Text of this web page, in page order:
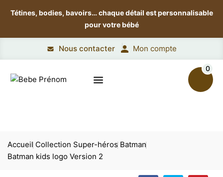
Tétines, bodies, bavoirs…chaque détail est personnalisable
pour votre bébé
Nous contacter Mon compte
0
Accueil Collection Super-héros Batman
Batman kids logo Version 2